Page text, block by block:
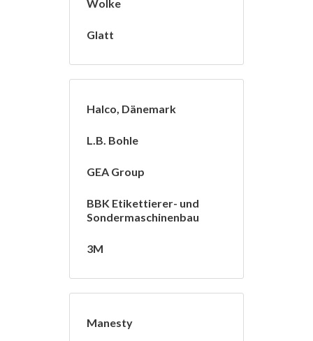
Wolke
Glatt
Halco, Dänemark
L.B. Bohle
GEA Group
BBK Etikettierer- und
Sondermaschinenbau
3M
Manesty